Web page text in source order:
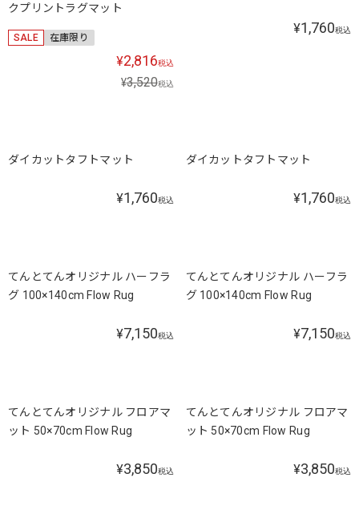
クプリントラグマット
SALE 在庫限り
¥2,816税込
¥3,520税込
¥1,760税込
ダイカットタフトマット
¥1,760税込
ダイカットタフトマット
¥1,760税込
てんとてんオリジナル ハーフラ
グ 100×140cm Flow Rug
¥7,150税込
てんとてんオリジナル ハーフラ
グ 100×140cm Flow Rug
¥7,150税込
てんとてんオリジナル フロアマ
ット 50×70cm Flow Rug
¥3,850税込
てんとてんオリジナル フロアマ
ット 50×70cm Flow Rug
¥3,850税込